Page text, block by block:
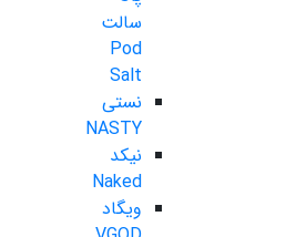
سالت
Pod
Salt
نستی
NASTY
نیکد
Naked
ویگاد